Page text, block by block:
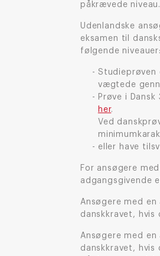
påkrævede niveau.
Udenlandske
eksamen til
følgende niveauer:
Studieprøven
vægtede
Prøve i
her.
Ved
eller have
For ansøgere
adgangsgivende
Ansøgere med
danskkravet, hvis
Ansøgere med
danskkravet, hvis